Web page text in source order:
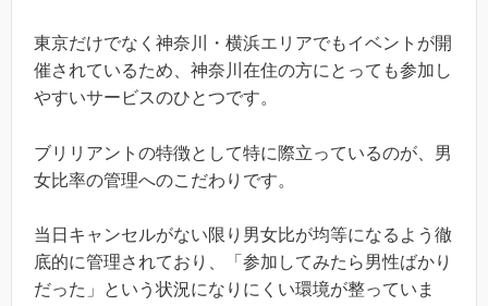
東京だけでなく神奈川・横浜エリアでもイベントが開
催されているため、神奈川在住の方にとっても参加し
やすいサービスのひとつです。
ブリリアントの特徴として特に際立っているのが、男
女比率の管理へのこだわりです。
当日キャンセルがない限り男女比が均等になるよう徹
底的に管理されており、「参加してみたら男性ばかり
だった」という状況になりにくい環境が整っていま